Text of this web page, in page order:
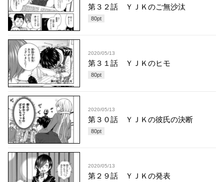
第３２話 ＹＪＫのご無沙汰
80pt
2020/05/13
第３１話 ＹＪＫのヒモ
80pt
2020/05/13
第３０話 ＹＪＫの彼氏の決断
80pt
2020/05/13
第２９話 ＹＪＫの発表